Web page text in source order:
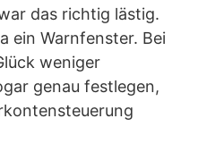
das richtig lästig.
ein Warnfenster. Bei
weniger
genau festlegen,